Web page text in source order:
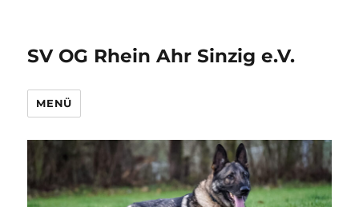
SV OG Rhein Ahr Sinzig e.V.
MENÜ